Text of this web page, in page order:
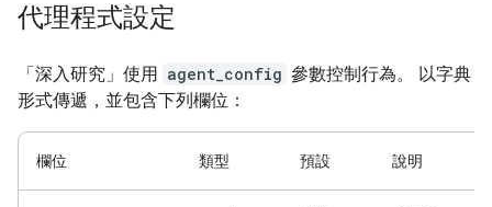
代理程式設定
「深入研究」使用 agent_config 參數控制行為。 以字典
形式傳遞，並包含下列欄位：
欄位 類型 預設 說明